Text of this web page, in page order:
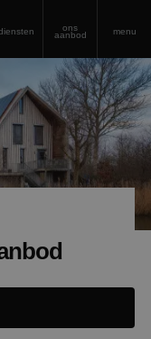
ons
aanbod menu